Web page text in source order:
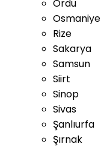
Ordu
Osmaniye
Rize
Sakarya
Samsun
Siirt
Sinop
Sivas
Şanlıurfa
Şırnak